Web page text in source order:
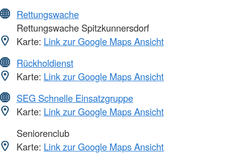
Rettungswache
Rettungswache Spitzkunnersdorf
Karte: Link zur Google Maps Ansicht
Rückholdienst
Karte: Link zur Google Maps Ansicht
SEG Schnelle Einsatzgruppe
Karte: Link zur Google Maps Ansicht
Seniorenclub
Karte: Link zur Google Maps Ansicht